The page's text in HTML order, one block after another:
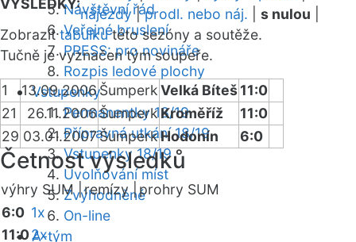
Návštěvní řád
Veřejné bruslení
PRESS: pro novináře
Rozpis ledové plochy
Vstupenky
Permanentky 18/19
Přípravná utkání 18/19
Vstupenky 18/19
Uvolňování míst
Zvýhodněné
On-line
A-tým
VÝSLEDKY:
nájezdy|prodl. nebo náj. s nulou
Zobrazittabulkutéto sezóny a soutěže.
Tučně je vyznačen tým soupeře.
1 13.09.2006ŠumperkVelká Bíteš11:0
21
26.11.2006ŠumperkKroměříž
11:0
29 03.01.2007ŠumperkHodonín 6:0
Četnost výsledků
výhry SUM |remízy |prohry SUM
6:0 1x
11:02x